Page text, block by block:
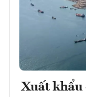
Xuất khẩu